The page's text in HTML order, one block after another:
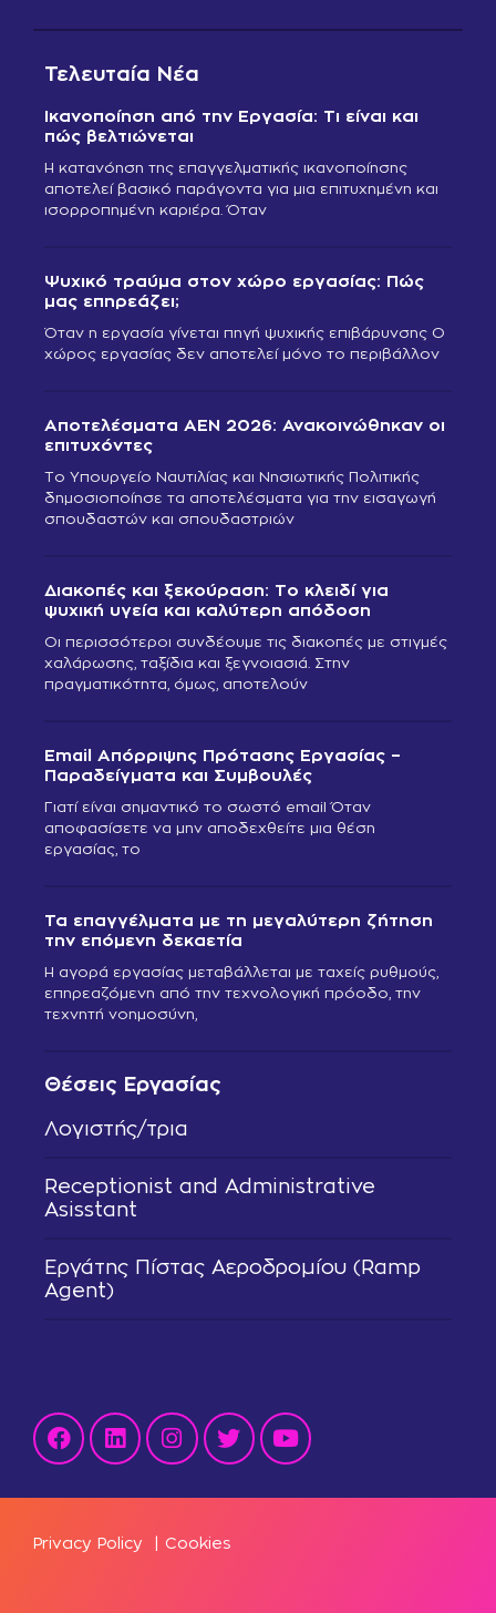
Θέσεις Εργασίας
Λογιστής/τρια
Receptionist and Administrative
Asisstant
Εργάτης Πίστας Αεροδρομίου (Ramp
Agent)
Τελευταία Νέα
Ικανοποίηση από την Εργασία: Τι είναι και
πώς βελτιώνεται
Η κατανόηση της επαγγελματικής ικανοποίησης
αποτελεί βασικό παράγοντα για μια επιτυχημένη και
ισορροπημένη καριέρα. Όταν
Ψυχικό τραύμα στον χώρο εργασίας: Πώς
μας επηρεάζει;
Όταν η εργασία γίνεται πηγή ψυχικής επιβάρυνσης Ο
χώρος εργασίας δεν αποτελεί μόνο το περιβάλλον
Αποτελέσματα ΑΕΝ 2026: Ανακοινώθηκαν οι
επιτυχόντες
Το Υπουργείο Ναυτιλίας και Νησιωτικής Πολιτικής
δημοσιοποίησε τα αποτελέσματα για την εισαγωγή
σπουδαστών και σπουδαστριών
Διακοπές και ξεκούραση: Το κλειδί για
ψυχική υγεία και καλύτερη απόδοση
Οι περισσότεροι συνδέουμε τις διακοπές με στιγμές
χαλάρωσης, ταξίδια και ξεγνοιασιά. Στην
πραγματικότητα, όμως, αποτελούν
Email Απόρριψης Πρότασης Εργασίας –
Παραδείγματα και Συμβουλές
Γιατί είναι σημαντικό το σωστό email Όταν
αποφασίσετε να μην αποδεχθείτε μια θέση
εργασίας, το
Τα επαγγέλματα με τη μεγαλύτερη ζήτηση
την επόμενη δεκαετία
Η αγορά εργασίας μεταβάλλεται με ταχείς ρυθμούς,
επηρεαζόμενη από την τεχνολογική πρόοδο, την
τεχνητή νοημοσύνη,
Privacy Policy | Cookies